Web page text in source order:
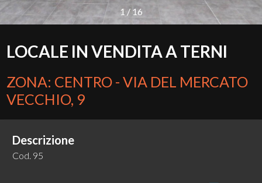
1 / 16
LOCALE IN VENDITA A TERNI
ZONA: CENTRO - VIA DEL MERCATO
VECCHIO, 9
Descrizione
Cod. 95
CONTATTI
Provincia
Tipologia